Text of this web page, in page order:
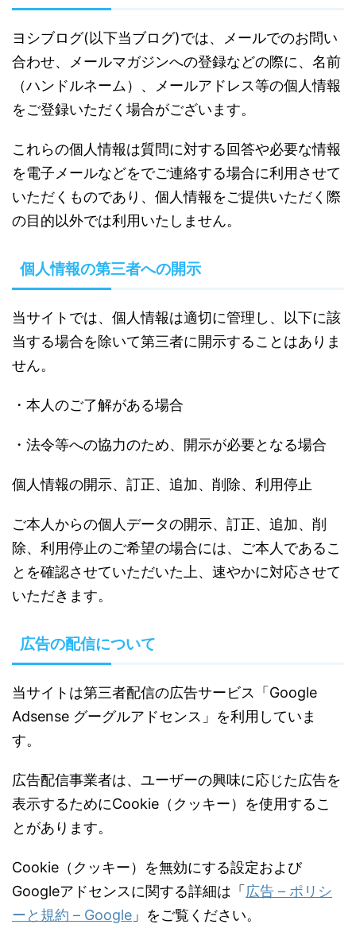
ヨシブログ(以下当ブログ)では、メールでのお問い
合わせ、メールマガジンへの登録などの際に、名前
（ハンドルネーム）、メールアドレス等の個人情報
をご登録いただく場合がございます。
これらの個人情報は質問に対する回答や必要な情報
を電子メールなどをでご連絡する場合に利用させて
いただくものであり、個人情報をご提供いただく際
の目的以外では利用いたしません。
個人情報の第三者への開示
当サイトでは、個人情報は適切に管理し、以下に該
当する場合を除いて第三者に開示することはありま
せん。
・本人のご了解がある場合
・法令等への協力のため、開示が必要となる場合
個人情報の開示、訂正、追加、削除、利用停止
ご本人からの個人データの開示、訂正、追加、削
除、利用停止のご希望の場合には、ご本人であるこ
とを確認させていただいた上、速やかに対応させて
いただきます。
広告の配信について
当サイトは第三者配信の広告サービス「Google
Adsense グーグルアドセンス」を利用していま
す。
広告配信事業者は、ユーザーの興味に応じた広告を
表示するためにCookie（クッキー）を使用するこ
とがあります。
Cookie（クッキー）を無効にする設定および
Googleアドセンスに関する詳細は「広告 – ポリシ
ーと規約 – Google 」をご覧ください。